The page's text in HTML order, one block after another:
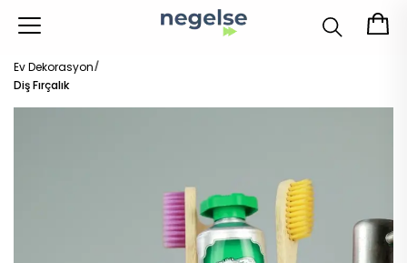
Ev Dekorasyon
Diş Fırçalık